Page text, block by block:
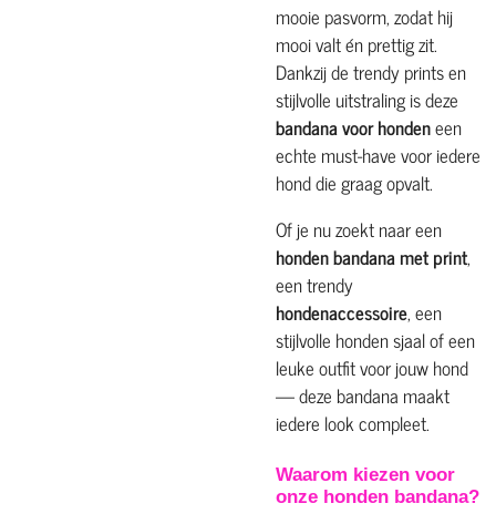
mooie pasvorm, zodat hij
mooi valt én prettig zit.
Dankzij de trendy prints en
stijlvolle uitstraling is deze
bandana voor hondeneen
echte must-have voor iedere
hond die graag opvalt.
Of je nu zoekt naar een
honden bandana met print,
een trendy
hondenaccessoire, een
stijlvolle honden sjaal of een
leuke outfit voor jouw hond
— deze bandana maakt
iedere look compleet.
Waarom kiezen voor
onze honden bandana?